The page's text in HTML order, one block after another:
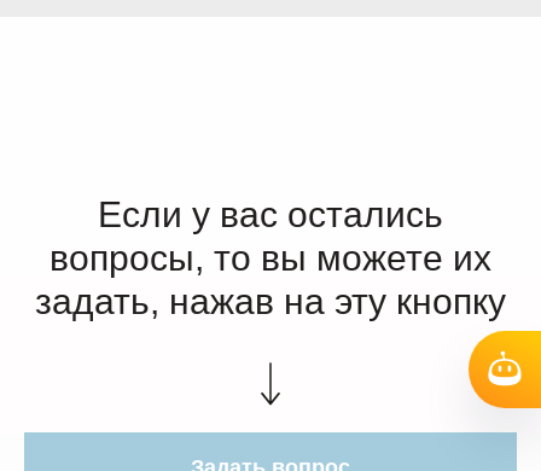
Если у вас остались
вопросы, то вы можете их
задать, нажав на эту кнопку